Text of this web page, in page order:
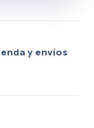
y envíos